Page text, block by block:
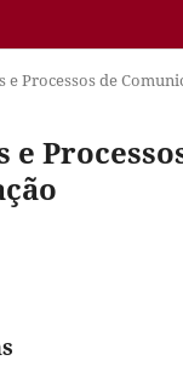
e Processos de
e